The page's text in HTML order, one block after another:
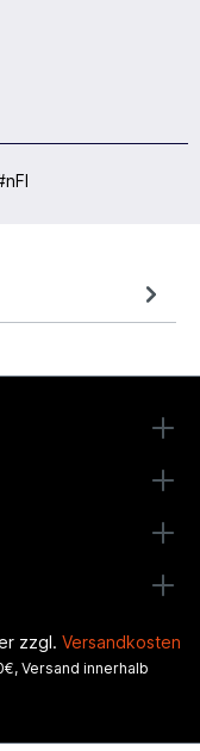
zzgl. Versandkosten
Versand innerhalb